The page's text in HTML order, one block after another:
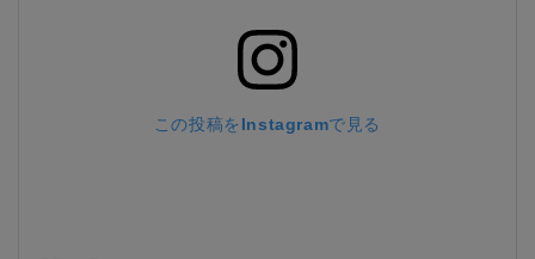
この投稿をInstagramで見る